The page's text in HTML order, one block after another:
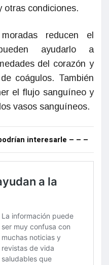
otras condiciones.
reducen el
ayudarlo a
del corazón y
coágulos. También
el flujo sanguíneo y
vasos sanguíneos.
interesarle – – –